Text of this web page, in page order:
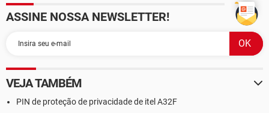
ASSINE NOSSA NEWSLETTER!
VEJA TAMBÉM
PIN de proteção de privacidade de itel A32F